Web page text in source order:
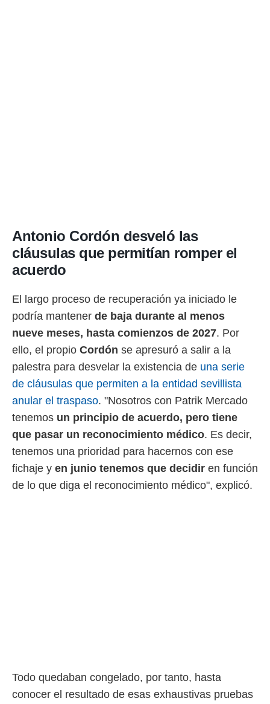
Antonio Cordón desveló las
cláusulas que permitían romper el
acuerdo
El largo proceso de recuperación ya iniciado le
podría mantener de baja durante al menos
nueve meses, hasta comienzos de 2027. Por
ello, el propio Cordón se apresuró a salir a la
palestra para desvelar la existencia de una serie
de cláusulas que permiten a la entidad sevillista
anular el traspaso. "Nosotros con Patrik Mercado
tenemos un principio de acuerdo, pero tiene
que pasar un reconocimiento médico. Es decir,
tenemos una prioridad para hacernos con ese
fichaje y en junio tenemos que decidir en función
de lo que diga el reconocimiento médico", explicó.
Todo quedaban congelado, por tanto, hasta
conocer el resultado de esas exhaustivas pruebas